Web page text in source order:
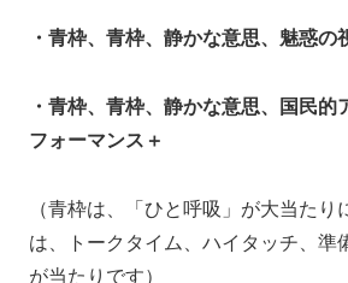
・青枠、青枠、静かな意思、魅惑の
・青枠、青枠、静かな意思、国民的
フォーマンス＋
（青枠は、「ひと呼吸」が大当たり
は、トークタイム、ハイタッチ、準
が当たりです）